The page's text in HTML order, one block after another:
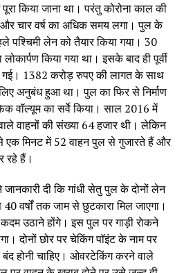
किया जाना था। परंतु कोरोना काल की
चार वर्ष का अधिक समय लगा। पुल के
पश्चिमी लेन को तैयार किया गया। 30
किया गया था। इसके बाद ही पूर्वी
1382 करोड़ रुपए की लागत के साथ
अनुबंध हुआ था। पुल का फिर से निर्माण
वॉल्यूम का सर्वे किया। साल 2016 में
वाहनों की संख्या 64 हजार थी। लेकिन
से एक मिनट में 52 वाहन पुल से गुजारते हैं और
रहे हैं।
दी कि गांधी सेतु पुल के दोनों लेन
वर्षों तक जाम से छुटकारा मिल जाएगा।
उठाने होंगे। इस पुल पर गाड़ी राेकने
दोनों छोर पर चेकिंग पाॅइंट के नाम पर
बंद होनी चाहिए। ओवरटेकिंग करने वाले